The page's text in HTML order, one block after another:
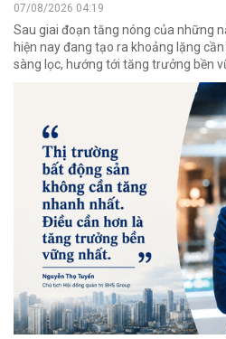
07/08/2026 04:19
Sau giai đoạn tăng nóng của những
hiện nay đang tạo ra khoảng lặng
sàng lọc, hướng tới tăng trưởng bền